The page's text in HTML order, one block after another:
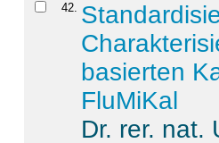
42.
basierten
FluMiKal
Dr. rer. nat.